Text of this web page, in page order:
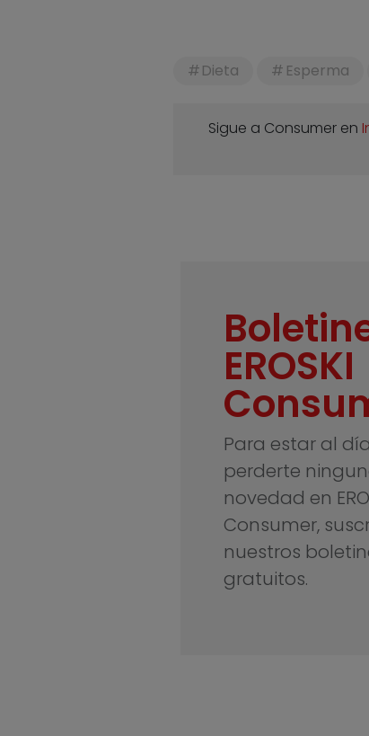
Dieta Esperma
Sigue a Consumer en
EROSKI
Para estar al
perderte
novedad en
Consumer,
nuestros
gratuitos.